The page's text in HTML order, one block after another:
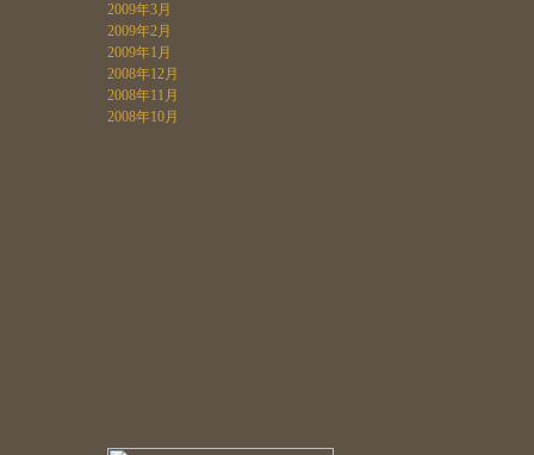
2009年3月
2009年2月
2009年1月
2008年12月
2008年11月
2008年10月
フラワースタジオ オドラントへ